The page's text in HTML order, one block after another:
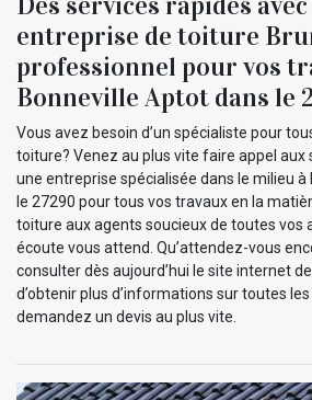
entreprise de toiture
professionnel pour vos
Bonneville Aptot dans le
Vous avez besoin d’un spécialiste pour
toiture? Venez au plus vite faire appel aux
une entreprise spécialisée dans le milieu
le 27290 pour tous vos travaux en la
toiture aux agents soucieux de toutes vos
écoute vous attend. Qu’attendez-vous
consulter dès aujourd’hui le site internet
d’obtenir plus d’informations sur toutes
demandez un devis au plus vite.